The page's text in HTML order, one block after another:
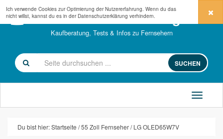
fernseher-kaufberatung.com
Kaufberatung, Tests & Infos zu Fernsehern
SUCHEN
Du bist hier:Startseite 55 Zoll Fernseher LG OLED65W7V
Ich verwende Cookies zur Optimierung der Nutzererfahrung. Wenn du das
nicht willst, kannst du es in der Datenschutzerklärung verhindern.